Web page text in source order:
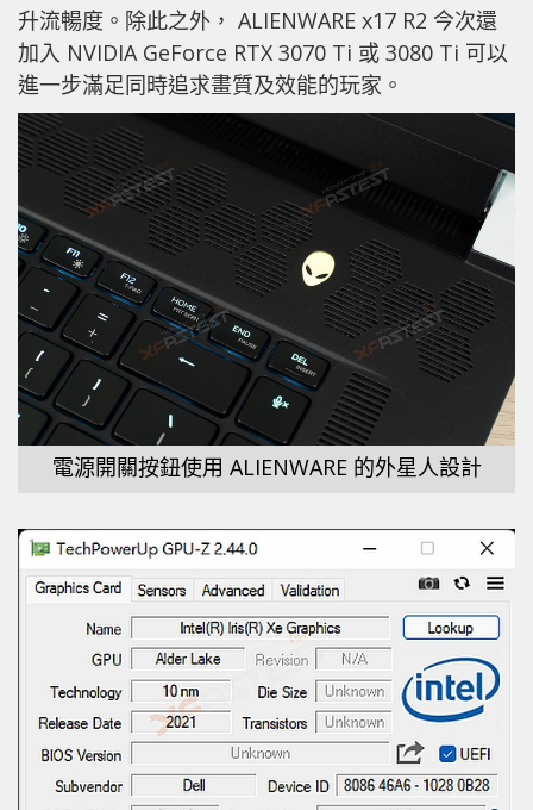
升流暢度。除此之外， ALIENWARE x17 R2 今次還
加入 NVIDIA GeForce RTX 3070 Ti 或 3080 Ti 可以
進一步滿足同時追求畫質及效能的玩家。
電源開關按鈕使用 ALIENWARE 的外星人設計